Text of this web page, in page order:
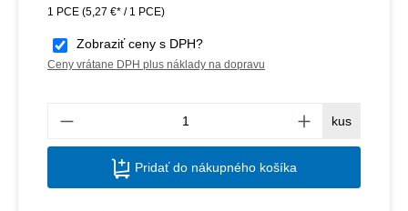
1 PCE (5,27 €* / 1 PCE)
Zobraziť ceny s DPH?
Ceny vrátane DPH plus náklady na dopravu
kus
Pridať do nákupného košíka